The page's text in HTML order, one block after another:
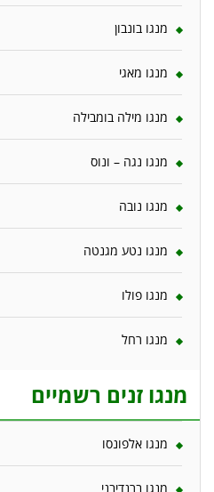
מנגו בונבון
מנגו מאגי
מנגו מילה בומבילה
מנגו נגה – ונוס
מנגו נובה
מנגו נטע מגנטה
מנגו פולו
מנגו רחל
מנגו זנים רשמיים
מנגו אלפונסו
מנגו ברנדיבני